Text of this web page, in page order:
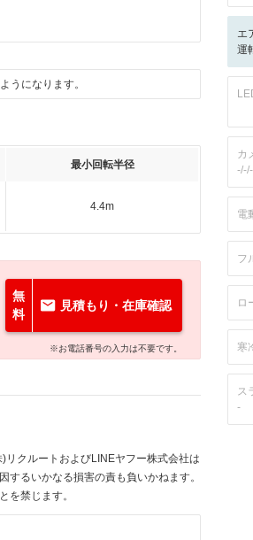
うになります。
最小回転半径
4.4m
無
料
見積もり・在庫確認
※お電話番号の入力は不要です。
クルートおよびLINEヤフー株式会社は
るいかなる損害の責も負いかねます。
を禁じます。
エ
運
カ
電
フ
ロ
寒
ス
-